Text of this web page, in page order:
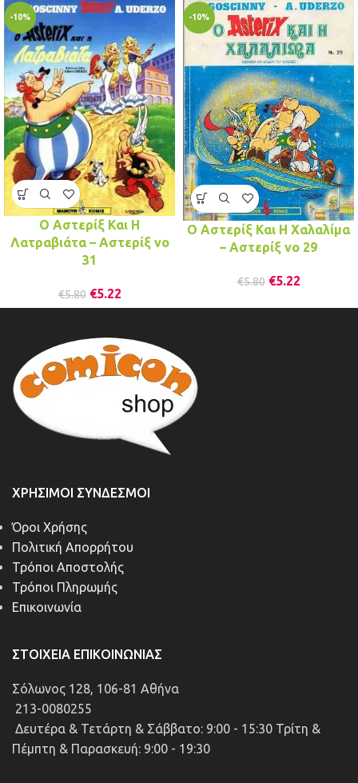
-10%
Ο Αστερίξ Και Η
Λατραβιάτα – Αστερίξ νo
31
€5.80 €5.22
-10%
Ο Αστερίξ Και Η Χαλαλίμα
– Αστερίξ νo 29
€5.80 €5.22
ΧΡΉΣΙΜΟΙ ΣΎΝΔΕΣΜΟΙ
Όροι Χρήσης
Πολιτική Απορρήτου
Τρόποι Αποστολής
Τρόποι Πληρωμής
Επικοινωνία
ΣΤΟΙΧΕΊΑ ΕΠΙΚΟΙΝΩΝΊΑΣ
Σόλωνος 128, 106-81 Αθήνα
213-0080255
Δευτέρα & Τετάρτη & Σάββατο: 9:00 - 15:30 Τρίτη &
Πέμπτη & Παρασκευή: 9:00 - 19:30